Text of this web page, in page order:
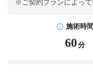
※ご契約プランによっ
施術時間
60 分